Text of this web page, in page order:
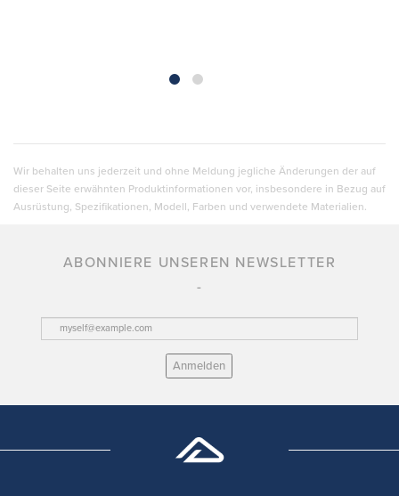
Wir behalten uns jederzeit und ohne Meldung jegliche Änderungen der auf
dieser Seite erwähnten Produktinformationen vor, insbesondere in Bezug auf
Ausrüstung, Spezifikationen, Modell, Farben und verwendete Materialien.
ABONNIERE UNSEREN NEWSLETTER
Anmelden